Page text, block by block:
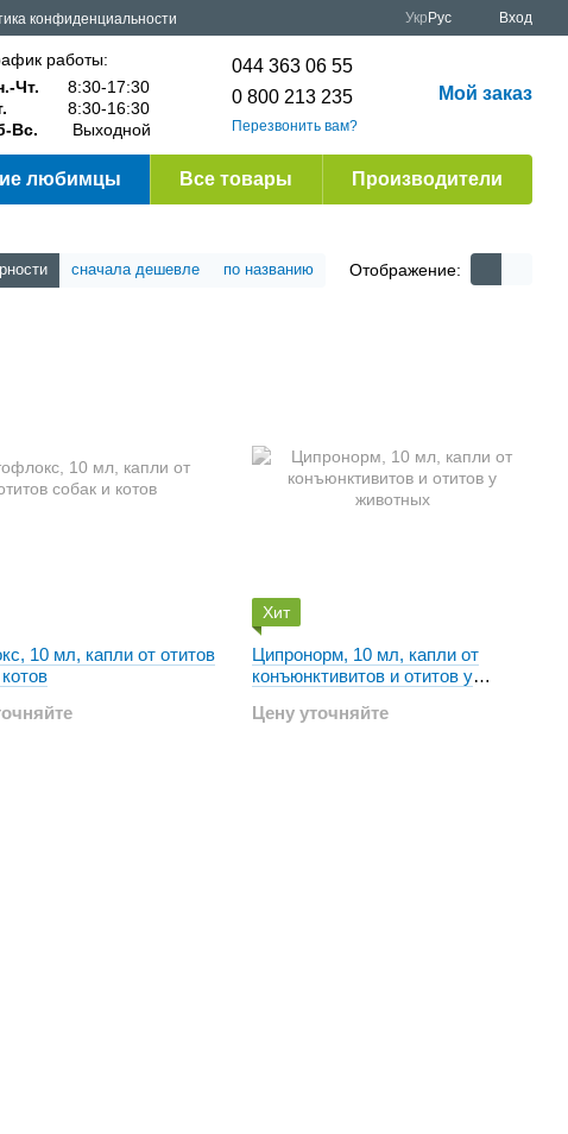
конфиденциальности
Укр Рус Вход
работы:
Чт.
8:30-17:30
8:30-16:30
Вс.
Выходной
044 363 06 55
0 800 213 235
Перезвонить вам?
Мой заказ
любимцы Все товары Производители
сначала дешевле по названию Отображение:
10 мл, капли от отитов
Хит
Ципронорм, 10 мл, капли от
конъюнктивитов и отитов у
Цену уточняйте